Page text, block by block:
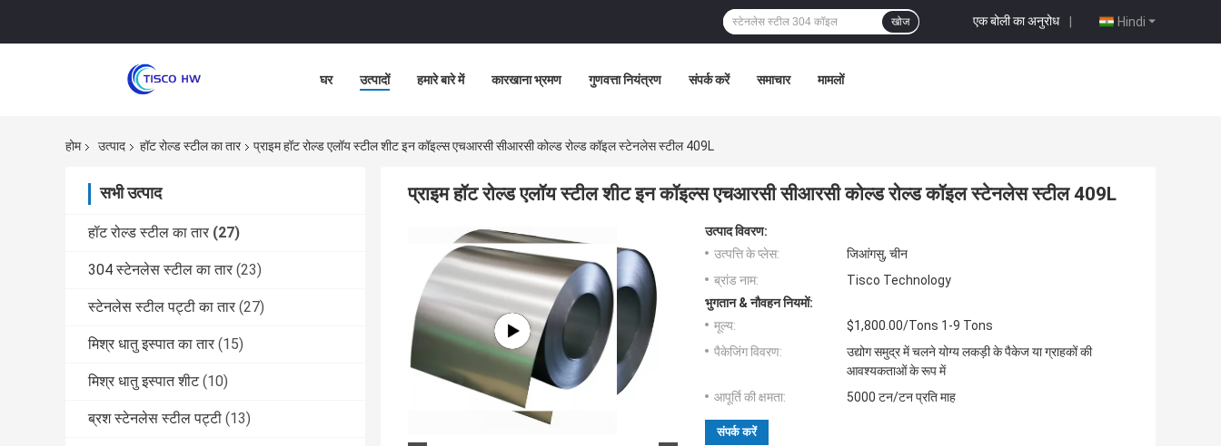
Hindi
एक बोली का अनुरोध |
खोज
घर उत्पादों हमारे बारे में कारखाना भ्रमण गुणवत्ता नियंत्रण संपर्क करें समाचार मामलों
होम उत्पाद हॉट रोल्ड स्टील का तार प्राइम हॉट रोल्ड एलॉय स्टील शीट इन कॉइल्स एचआरसी सीआरसी कोल्ड रोल्ड कॉइल स्टेनलेस स्टील 409L
सभी उत्पाद
हॉट रोल्ड स्टील का तार (27)
304 स्टेनलेस स्टील का तार (23)
स्टेनलेस स्टील पट्टी का तार (27)
मिश्र धातु इस्पात का तार (15)
मिश्र धातु इस्पात शीट (10)
ब्रश स्टेनलेस स्टील पट्टी (13)
प्राइम हॉट रोल्ड एलॉय स्टील शीट इन कॉइल्स एचआरसी सीआरसी कोल्ड रोल्ड कॉइल स्टेनलेस स्टील 409L
उत्पाद विवरण:
उत्पत्ति के प्लेस:
जिआंगसु, चीन
ब्रांड नाम:
Tisco Technology
भुगतान & नौवहन नियमों:
मूल्य:
$1,800.00/Tons 1-9 Tons
पैकेजिंग विवरण:
उद्योग समुद्र में चलने योग्य लकड़ी के पैकेज या ग्राहकों की
आवश्यकताओं के रूप में
आपूर्ति की क्षमता:
5000 टन/टन प्रति माह
संपर्क करें